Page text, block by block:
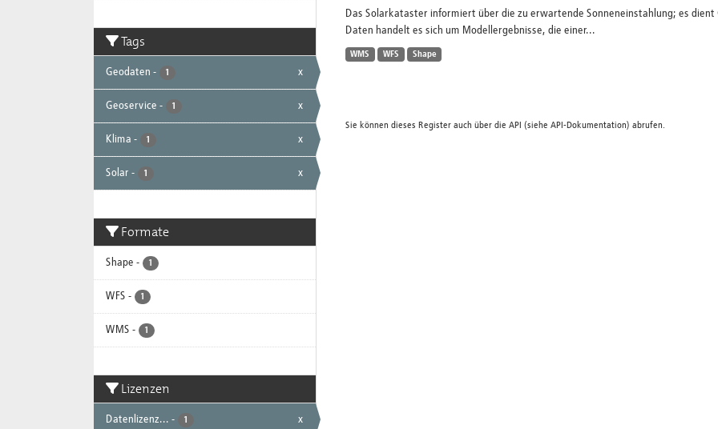
Tags
Geodaten - 1 x
Geoservice - 1 x
Klima - 1 x
Solar - 1 x
Formate
Shape - 1
WFS - 1
WMS - 1
Lizenzen
Datenlizenz... - 1 x
Das Solarkataster informiert über die zu erwartende Sonneneinstahlung; es
Daten handelt es sich um Modellergebnisse, die einer...
WMS WFS Shape
Sie können dieses Register auch über die API (siehe API-Dokumentation) abrufen.